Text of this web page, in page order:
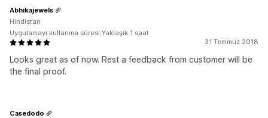
31 Temmuz 2018
Looks great as of now. Rest a feedback from customer will be
the final proof.
Abhikajewels
Hindistan
Uygulamayı kullanma süresi:Yaklaşık 1 saat
Casedodo